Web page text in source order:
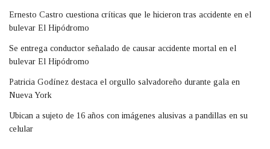
Ernesto Castro cuestiona críticas que le hicieron tras accidente en el
bulevar El Hipódromo
Se entrega conductor señalado de causar accidente mortal en el
bulevar El Hipódromo
Patricia Godínez destaca el orgullo salvadoreño durante gala en
Nueva York
Ubican a sujeto de 16 años con imágenes alusivas a pandillas en su
celular